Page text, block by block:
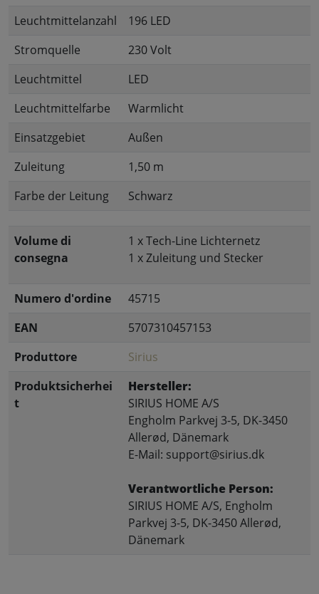
Leuchtmittelanzahl
196 LED
Stromquelle
230 Volt
Leuchtmittel
LED
Leuchtmittelfarbe
Warmlicht
Einsatzgebiet
Außen
Zuleitung
1,50 m
Farbe der Leitung
Schwarz
Volume di
consegna
1 x Tech-Line Lichternetz
1 x Zuleitung und Stecker
Numero d'ordine
45715
EAN
5707310457153
Produttore
Sirius
Produktsicherhei
t
Hersteller:
SIRIUS HOME A/S
Engholm Parkvej 3-5, DK-3450
Allerød, Dänemark
E-Mail: support@sirius.dk
Verantwortliche Person:
SIRIUS HOME A/S, Engholm
Parkvej 3-5, DK-3450 Allerød,
Dänemark